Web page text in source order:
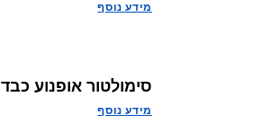
מידע נוסף
סימולטור אופנוע כבד
מידע נוסף